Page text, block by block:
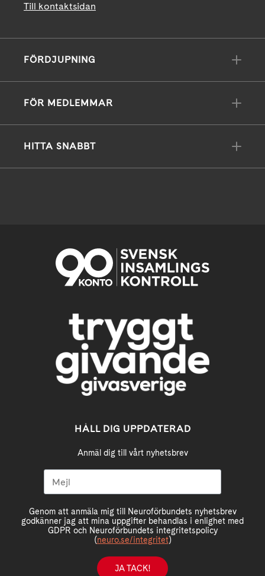
Till kontaktsidan
FÖRDJUPNING
FÖR MEDLEMMAR
HITTA SNABBT
HÅLL DIG UPPDATERAD
Anmäl dig till vårt nyhetsbrev
Genom att anmäla mig till Neuroförbundets nyhetsbrev
godkänner jag att mina uppgifter behandlas i enlighet med
GDPR och Neuroförbundets integritetspolicy
(neuro.se/integritet)
JA TACK!